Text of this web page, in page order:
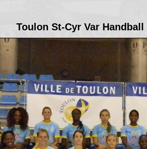
Toulon St-Cyr Var Handball